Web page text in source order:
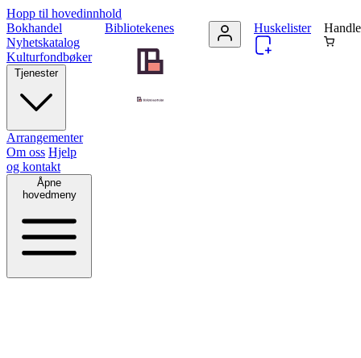
Hopp til hovedinnhold
Bibliotekenes
Bokhandel
Nyhetskatalog
Kulturfondbøker
Tjenester
Arrangementer
Om oss Hjelp
og kontakt
Åpne
hovedmeny
Huskelister